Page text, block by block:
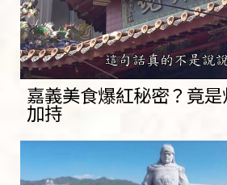
嘉義美食爆紅秘密？竟
加持